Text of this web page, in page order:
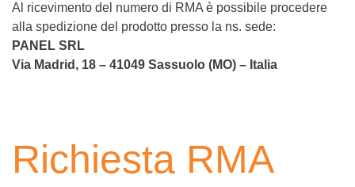
Al ricevimento del numero di RMA è possibile procedere
alla spedizione del prodotto presso la ns. sede:
PANEL SRL
Via Madrid, 18 – 41049 Sassuolo (MO) – Italia
Richiesta RMA